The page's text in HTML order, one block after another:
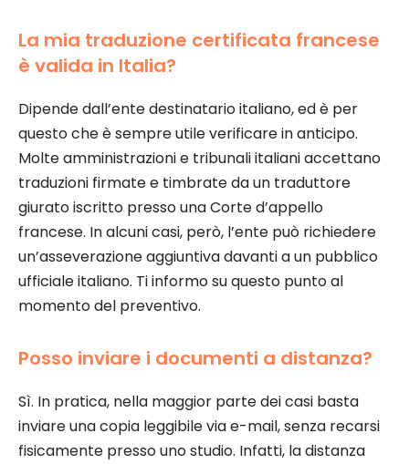
La mia traduzione certificata francese
è valida in Italia?
Dipende dall’ente destinatario italiano, ed è per
questo che è sempre utile verificare in anticipo.
Molte amministrazioni e tribunali italiani accettano
traduzioni firmate e timbrate da un traduttore
giurato iscritto presso una Corte d’appello
francese. In alcuni casi, però, l’ente può richiedere
un’asseverazione aggiuntiva davanti a un pubblico
ufficiale italiano. Ti informo su questo punto al
momento del preventivo.
Posso inviare i documenti a distanza?
Sì. In pratica, nella maggior parte dei casi basta
inviare una copia leggibile via e-mail, senza recarsi
fisicamente presso uno studio. Infatti, la distanza